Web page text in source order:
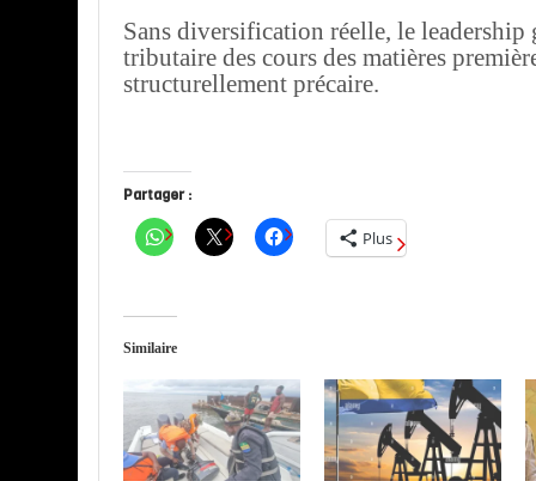
Sans diversification réelle, le leadership
tributaire des cours des matières
structurellement précaire.
Partager :
Plus
Similaire